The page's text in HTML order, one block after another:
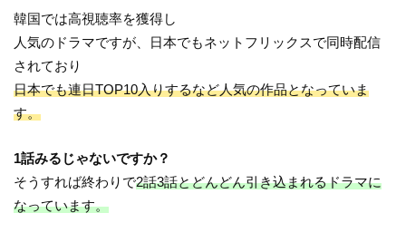
韓国では高視聴率を獲得し
人気のドラマですが、日本でもネットフリックスで同時配信
されており
日本でも連日TOP10入りするなど人気の作品となっていま
す。
1話みるじゃないですか？
そうすれば終わりで2話3話とどんどん引き込まれるドラマに
なっています。